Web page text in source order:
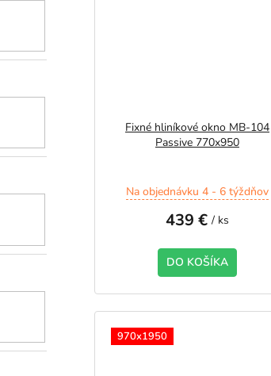
Fixné hliníkové okno MB-104
Passive 770x950
Na objednávku 4 - 6 týždňov
439 € / ks
DO KOŠÍKA
970x1950